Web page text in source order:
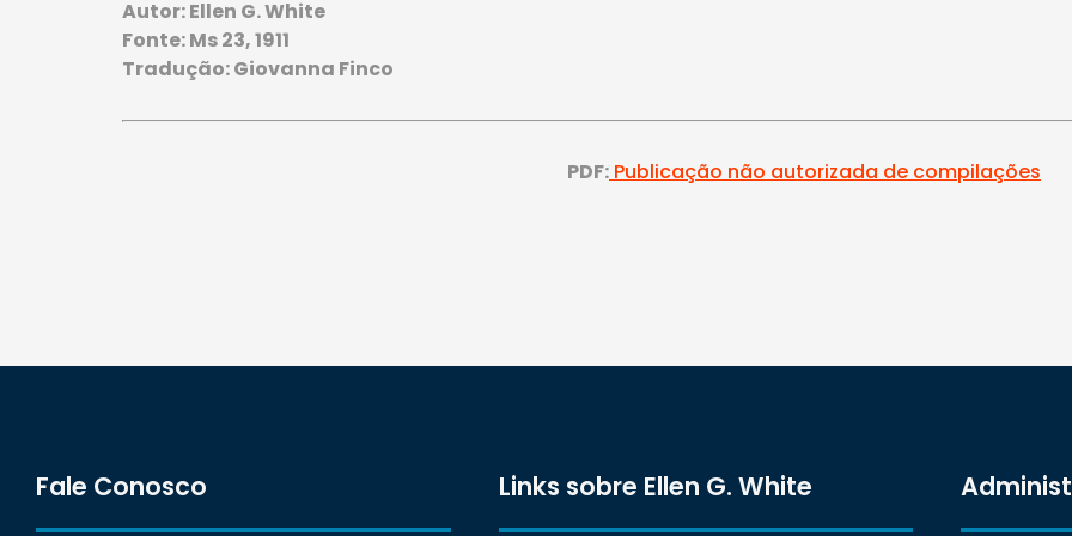
Autor: Ellen G. White
Fonte: Ms 23, 1911
Tradução: Giovanna Finco
PDF: Publicação não autorizada de compilações
Fale Conosco Links sobre Ellen G. White